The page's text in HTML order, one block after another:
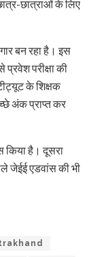
छात्राओं के लिए
बन रहा है। इस
परीक्षा की
के शिक्षक
अंक प्राप्त कर
किया है। दूसरा
जेईई एडवांस की भी